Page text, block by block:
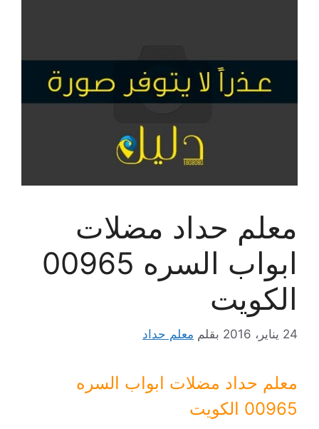
معلم حداد مضلات
ابواب السره 00965
الكويت
24 يناير، 2016 بقلم معلم حداد
معلم حداد مضلات ابواب السره
00965 الكويت